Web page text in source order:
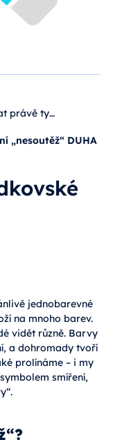
právě ty…
„nesoutěž“ DUHA
jednobarevné
na mnoho barev.
vidět různě. Barvy
a dohromady tvoří
prolínáme – i my
smíření,